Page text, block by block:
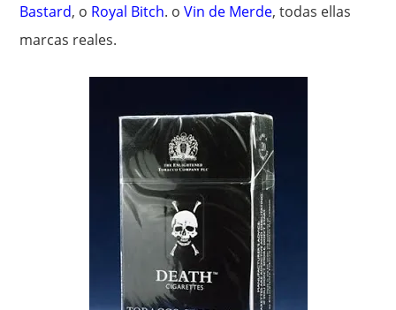
Bastard, o Royal Bitch. oVin de Merde, todas ellas
marcas reales.